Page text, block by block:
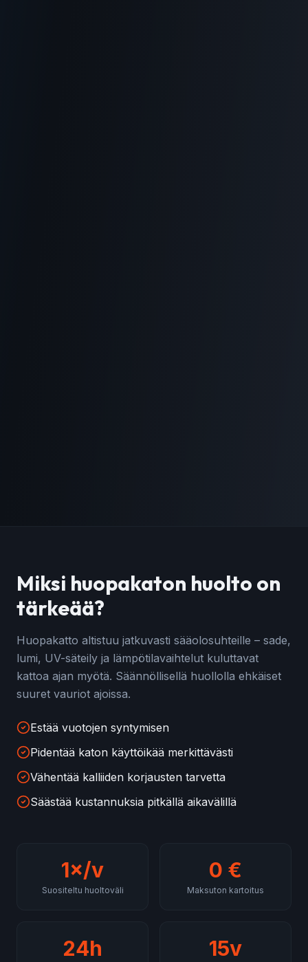
Miksi huopakaton huolto on
tärkeää?
Huopakatto altistuu jatkuvasti sääolosuhteille – sade,
lumi, UV-säteily ja lämpötilavaihtelut kuluttavat
kattoa ajan myötä. Säännöllisellä huollolla ehkäiset
suuret vauriot ajoissa.
Estää vuotojen syntymisen
Pidentää katon käyttöikää merkittävästi
Vähentää kalliiden korjausten tarvetta
Säästää kustannuksia pitkällä aikavälillä
1×/v
Suositeltu huoltoväli
0 €
Maksuton kartoitus
24h 15v